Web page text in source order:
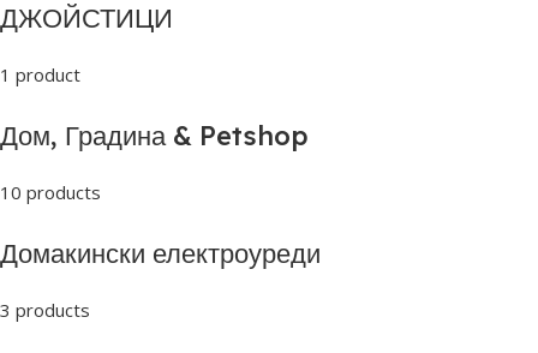
ДЖОЙСТИЦИ
1 product
Дом, Градина & Petshop
10 products
Домакински електроуреди
3 products